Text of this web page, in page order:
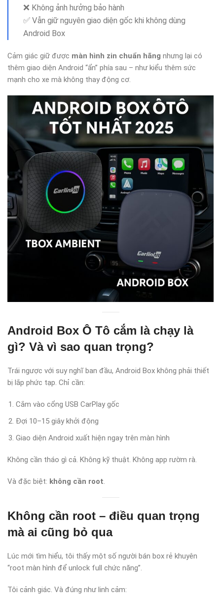
❌ Không ảnh hưởng bảo hành
✅ Vẫn giữ nguyên giao diện gốc khi không dùng
Android Box
Cảm giác giữ được màn hình zin chuẩn hãng nhưng lại có
thêm giao diện Android “ẩn” phía sau – như kiểu thêm sức
mạnh cho xe mà không thay động cơ.
Android Box Ô Tô cắm là chạy là
gì? Và vì sao quan trọng?
Trái ngược với suy nghĩ ban đầu, Android Box không phải thiết
bị lắp phức tạp. Chỉ cần:
Cắm vào cổng USB CarPlay gốc
Đợi 10–15 giây khởi động
Giao diện Android xuất hiện ngay trên màn hình
Không cần tháo gì cả. Không kỹ thuật. Không app rườm rà.
Và đặc biệt: không cần root.
Không cần root – điều quan trọng
mà ai cũng bỏ qua
Lúc mới tìm hiểu, tôi thấy một số người bán box rẻ khuyên
“root màn hình để unlock full chức năng”.
Tôi cảnh giác. Và đúng như linh cảm: